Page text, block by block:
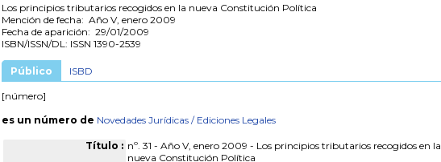
Los principios tributarios recogidos en la nueva Constitución Política
Mención de fecha: Año V, enero 2009
Fecha de aparición: 29/01/2009
ISBN/ISSN/DL: ISSN 1390-2539
Público ISBD
[número]
es un número de Novedades Jurídicas/ Ediciones Legales
Título : nº. 31 - Año V, enero 2009 - Los principios tributarios recogidos en la
nueva Constitución Política